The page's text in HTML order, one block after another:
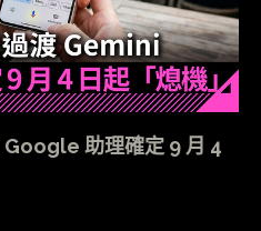
助理確定 9 月 4